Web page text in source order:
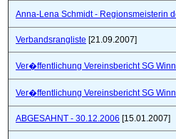
Anna-Lena Schmidt - Regionsmeisterin
Verbandsrangliste [21.09.2007]
Ver�ffentlichung Vereinsbericht SG
Ver�ffentlichung Vereinsbericht SG
ABGESAHNT - 30.12.2006 [15.01.2007]